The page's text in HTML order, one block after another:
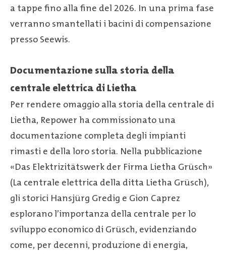
a tappe fino alla fine del 2026. In una prima fase
verranno smantellati i bacini di compensazione
presso Seewis.
Documentazione sulla storia della
centrale elettrica di Lietha
Per rendere omaggio alla storia della centrale di
Lietha, Repower ha commissionato una
documentazione completa degli impianti
rimasti e della loro storia. Nella pubblicazione
«Das Elektrizitätswerk der Firma Lietha Grüsch»
(La centrale elettrica della ditta Lietha Grüsch),
gli storici Hansjürg Gredig e Gion Caprez
esplorano l’importanza della centrale per lo
sviluppo economico di Grüsch, evidenziando
come, per decenni, produzione di energia,